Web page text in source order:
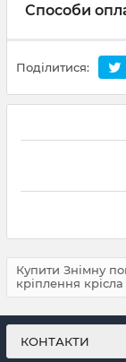
Способи
Поділитися:
Купити Знімну
кріплення
КОНТАКТИ